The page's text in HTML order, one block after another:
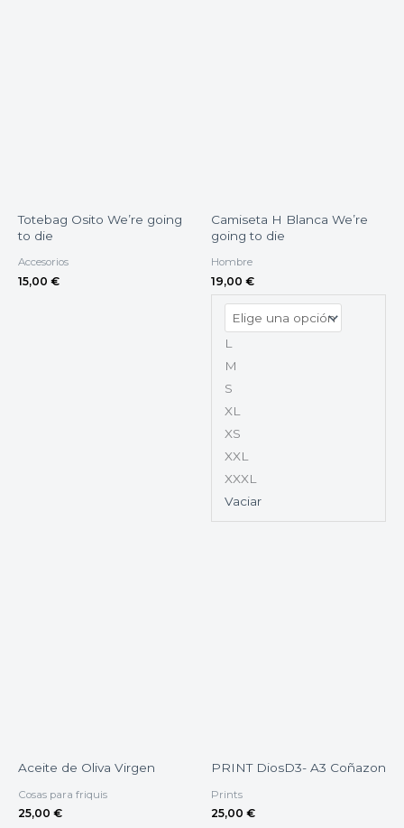
Totebag Osito We’re going
to die
Accesorios
15,00 €
Camiseta H Blanca We’re
going to die
Hombre
19,00 €
L
M
S
XL
XS
XXL
XXXL
Vaciar
Aceite de Oliva Virgen
Cosas para friquis
25,00 €
PRINT DiosD3- A3 Coñazon
Prints
25,00 €